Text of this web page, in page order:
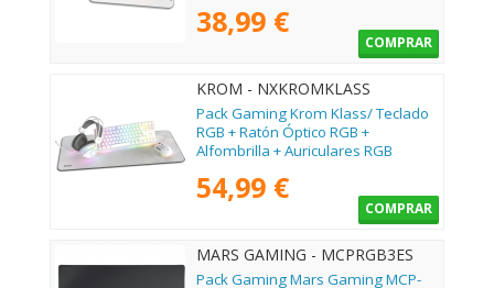
38,99 €
COMPRAR
KROM - NXKROMKLASS
Pack Gaming Krom Klass/ Teclado
RGB + Ratón Óptico RGB +
Alfombrilla + Auriculares RGB
54,99 €
COMPRAR
MARS GAMING - MCPRGB3ES
Pack Gaming Mars Gaming MCP-